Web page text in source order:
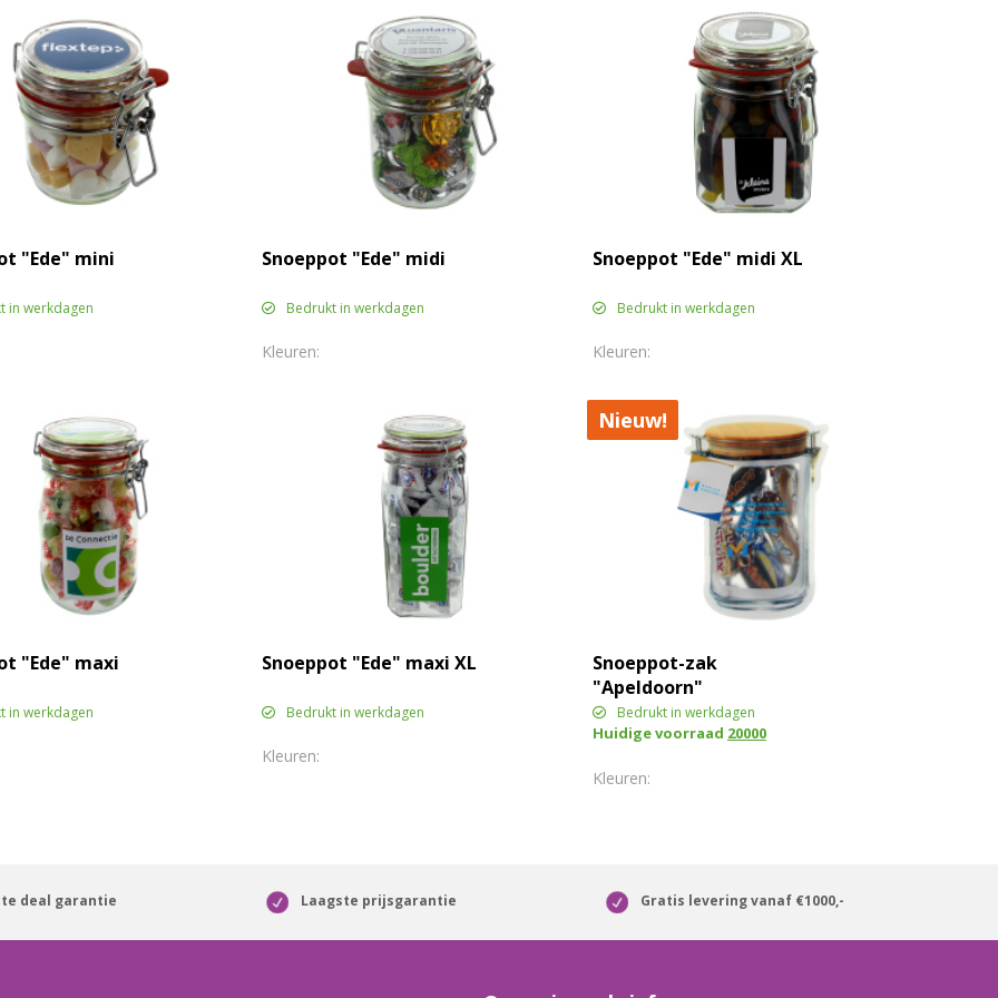
"Ede" mini
in werkdagen
Snoeppot "Ede" midi
Bedrukt in werkdagen
Snoeppot "Ede" midi XL
Bedrukt in werkdagen
"Ede" maxi
in werkdagen
Snoeppot "Ede" maxi XL
Bedrukt in werkdagen
Nieuw!
Snoeppot-zak
"Apeldoorn"
Bedrukt in werkdagen
Huidige voorraad 20000
deal garantie Laagste prijsgarantie Gratis levering vanaf €1000,-